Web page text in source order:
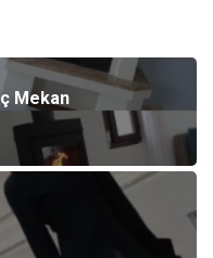
Mekan